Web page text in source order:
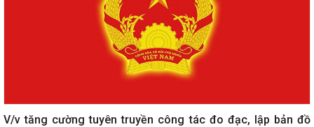
V/v tăng cường tuyên truyền công tác đo đạc, lập bản đồ